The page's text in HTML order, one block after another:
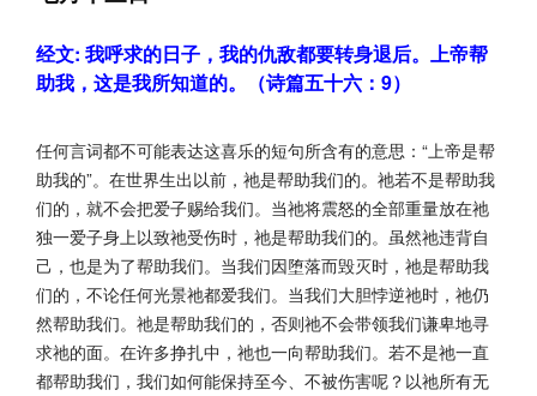
经文: 我呼求的日子，我的仇敌都要转身退后。上帝帮
助我，这是我所知道的。（诗篇五十六：9）
任何言词都不可能表达这喜乐的短句所含有的意思：“上帝是帮
助我的”。在世界生出以前，祂是帮助我们的。祂若不是帮助我
们的，就不会把爱子赐给我们。当祂将震怒的全部重量放在祂
独一爱子身上以致祂受伤时，祂是帮助我们的。虽然祂违背自
己，也是为了帮助我们。当我们因堕落而毁灭时，祂是帮助我
们的，不论任何光景祂都爱我们。当我们大胆悖逆祂时，祂仍
然帮助我们。祂是帮助我们的，否则祂不会带领我们谦卑地寻
求祂的面。在许多挣扎中，祂也一向帮助我们。若不是祂一直
都帮助我们，我们如何能保持至今、不被伤害呢？以祂所有无